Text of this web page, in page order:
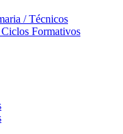
/ Técnicos
Formativos